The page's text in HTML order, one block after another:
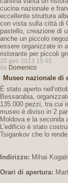
cucina nazionale e
eccellente struttura
con vista sulla città di
pastello, creazione di
anche un piccolo
essere organizzate in
ristorante per piccoli
20 gen 2013 15:45
da Domenico
Museo nazionale di
È stato aperto
Bessarabia,
135.000 pezzi, tra cui
museo è diviso in 2
Moldova e la seconda
L'edificio è stato
Tsigankov che lo
Indirizzo: Mihai
Orari di apertura: